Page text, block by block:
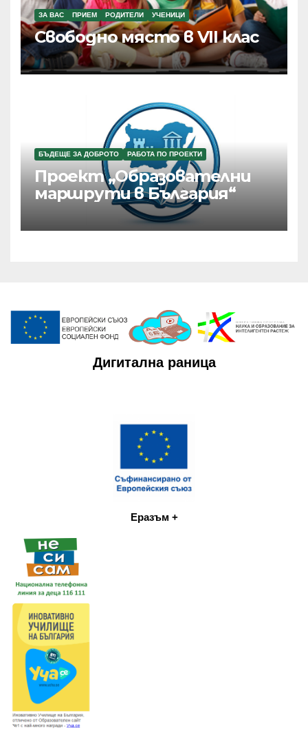
ЗА ВАС ПРИЕМ РОДИТЕЛИ УЧЕНИЦИ
Свободно място в VII клас
БЪДЕЩЕ ЗА ДОБРОТО РАБОТА ПО ПРОЕКТИ
Проект „Образователни
маршрути в България“
Дигитална раница
Еразъм +